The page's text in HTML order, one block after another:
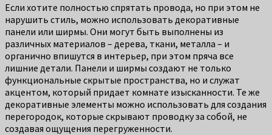
Если хотите полностью спрятать провода, но при этом не
нарушить стиль, можно использовать декоративные
панели или ширмы. Они могут быть выполнены из
различных материалов – дерева, ткани, металла – и
органично впишутся в интерьер, при этом пряча все
лишние детали. Панели и ширмы создают не только
функциональные скрытые пространства, но и служат
акцентом, который придает комнате изысканности. Те же
декоративные элементы можно использовать для создания
перегородок, которые скрывают проводку за собой, не
создавая ощущения перегруженности.